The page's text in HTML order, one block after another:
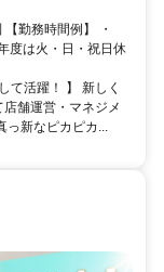
勤務時間例】 ・
度は火・日・祝日休
て活躍！ 】 新しく
舗運営・マネジメ
っ新なピカピカ...